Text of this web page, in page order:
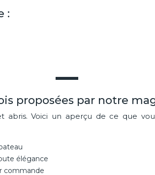
:
proposées par notre
abris. Voici un aperçu de ce que
élégance
commande